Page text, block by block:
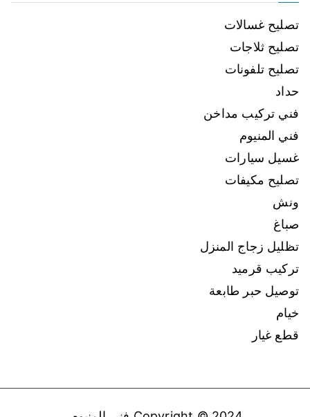
تصليح غسالات
تصليح ثلاجات
تصليح تلفونات
حداد
فني تركيب مداخن
فني المنيوم
غسيل سيارات
تصليح مكيفات
ونش
صباغ
تظليل زجاج المنزل
تركيب قرميد
توصيل حبر طابعة
خيام
قطع غيار